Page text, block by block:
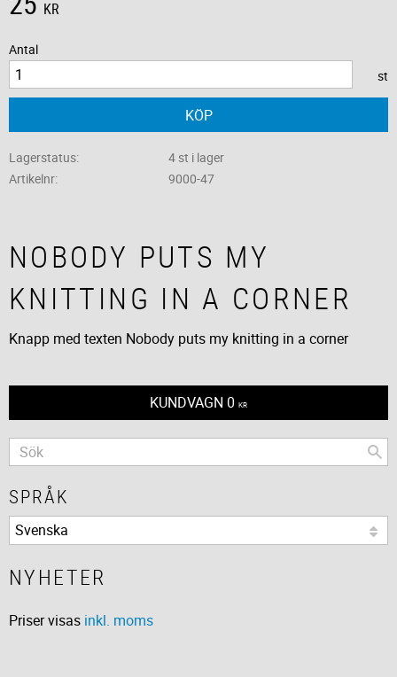
KR
Antal
st
KÖP
Lagerstatus
4 st i lager
Artikelnr
9000-47
NOBODY PUTS MY
KNITTING IN A CORNER
Knapp med texten Nobody puts my knitting in a corner
KUNDVAGN 0 KR
SPRÅK
NYHETER
Priser visas inkl. moms